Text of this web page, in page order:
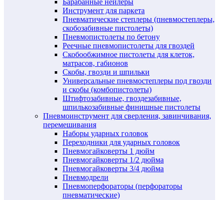
Инструмент для паркета
Пневматические степлеры (пневмостеплеры,
скобозабивные пистолеты)
Пневмопистолеты по бетону
Реечные пневмопистолеты для гвоздей
Скобообжимное пистолеты для клеток,
матрасов, габионов
Скобы, гвозди и шпильки
Универсальные пневмостеплеры под гвозди
и скобы (комбопистолеты)
Штифтозабивные, гвоздезабивные,
шпилькозабивные финишные пистолеты
Пневмоинструмент для сверления, завинчивания,
перемешивания
Наборы ударных головок
Переходники для ударных головок
Пневмогайковерты 1 дюйм
Пневмогайковерты 1/2 дюйма
Пневмогайковерты 3/4 дюйма
Пневмодрели
Пневмоперфораторы (перфораторы
пневматические)